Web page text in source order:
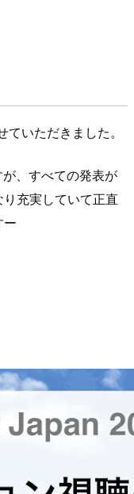
いただきました。
、すべての発表が
充実していて正直
ー